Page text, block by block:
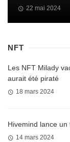
22 mai 2024
NFT
Les NFT Milady
aurait été piraté
18 mars 2024
Hivemind lance un
14 mars 2024